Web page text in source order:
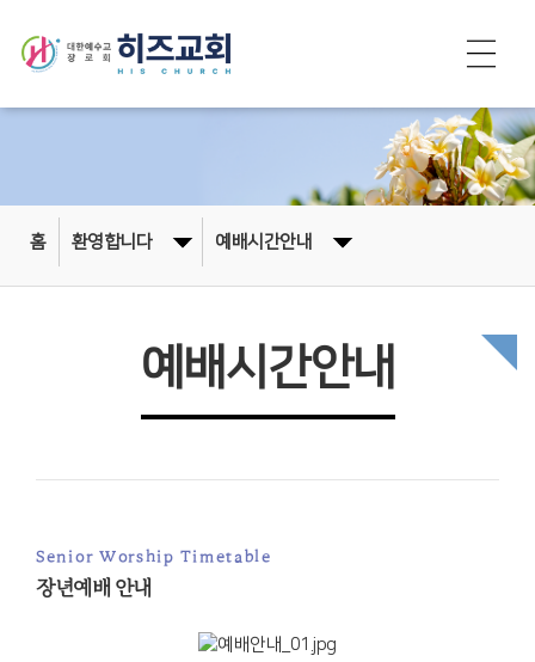
홈 환영합니다 예배시간안내
예배시간안내
Senior Worship Timetable
장년예배 안내